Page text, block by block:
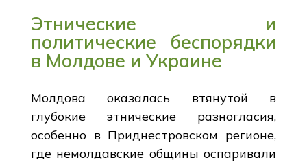
Этнические и
политические беспорядки
в Молдове и Украине
Молдова оказалась втянутой в
глубокие этнические разногласия,
особенно в Приднестровском регионе,
где немолдавские общины оспаривали